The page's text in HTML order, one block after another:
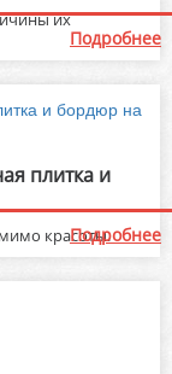
их
Подробнее
плитка и
красоты.
Подробнее